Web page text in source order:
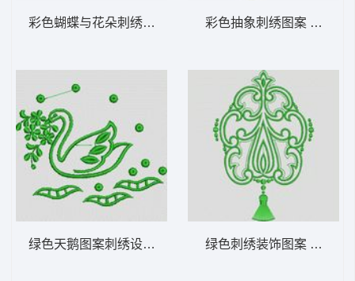
彩色蝴蝶与花朵刺绣图案 植物花型
绿色天鹅图案刺绣设计 植物花型
彩色抽象刺绣图案 植物花
绿色刺绣装饰图案 植物花